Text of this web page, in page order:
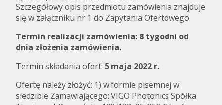
Szczegółowy opis przedmiotu zamówienia znajduje
się w załączniku nr 1 do Zapytania Ofertowego.
Termin realizacji zamówienia: 8 tygodni od
dnia złożenia zamówienia.
Termin składania ofert: 5 maja 2022 r.
Ofertę należy złożyć: 1) w formie pisemnej w
siedzibie Zamawiającego: VIGO Photonics Spółka